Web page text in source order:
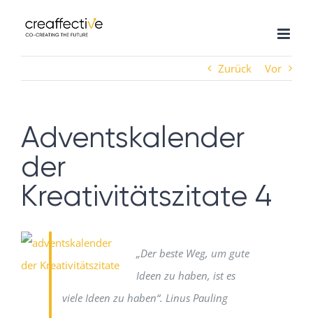
Inhalt
springen
Zurück
Vor
Adventskalender
der
Kreativitätszitate 4
„Der beste Weg, um gute
Ideen zu haben, ist es
viele Ideen zu haben“. Linus Pauling